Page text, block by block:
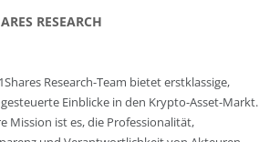
RESEARCH
Research-Team bietet erstklassige,
Einblicke in den Krypto-Asset-Markt.
Mission ist es, die Professionalität,